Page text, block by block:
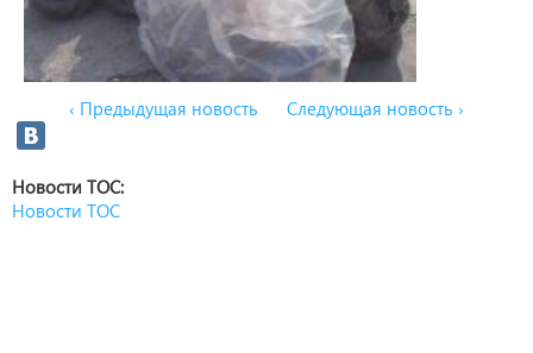
‹ Предыдущая новость Следующая новость ›
Новости ТОС:
Новости ТОС